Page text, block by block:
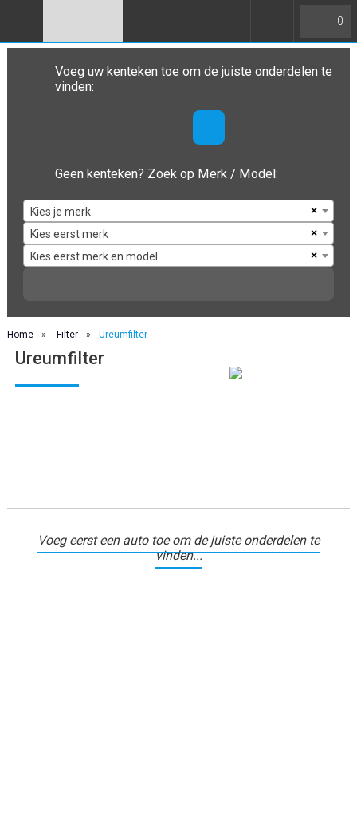
0
Voeg uw kenteken toe om de juiste onderdelen te
vinden:
Geen kenteken? Zoek op Merk / Model:
×
Kies je merk
×
Kies eerst merk
×
Kies eerst merk en model
Home » Filter » Ureumfilter
Ureumfilter
Voeg eerst een auto toe om de juiste onderdelen te
vinden...